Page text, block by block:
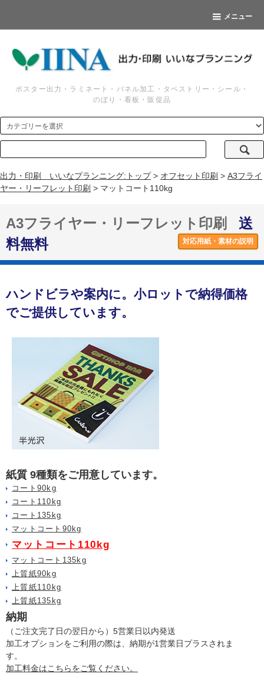
メニュー
ポスター出力・ラミネート・パネル加工・タペストリー・シール・
のぼり・看板・販促品
出力・印刷 いいなプランニング:トップ> オフセット印刷 > A3フライ
ヤー・リーフレット印刷 > マットコート110kg
A3フライヤー・リーフレット印刷
送
料無料
対応用紙・素材の説明
ハンドビラや案内に。小ロットで納得価格
でご提供しています。
紙質 9種類をご用意しています。
コート90kg
コート110kg
コート135kg
マットコート90kg
マットコート110kg
マットコート135kg
上質紙90kg
上質紙110kg
上質紙135kg
納期
（ご注文完了日の翌日から）5営業日以内発送
加工オプションをご利用の際は、納期が1営業日プラスされま
す。
加工料金はこちらをご覧ください。